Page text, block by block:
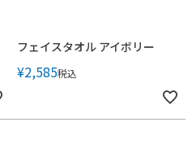
フェイスタオル アイボリー
¥2,585税込